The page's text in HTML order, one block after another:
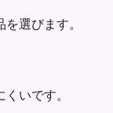
選びます。
いです。